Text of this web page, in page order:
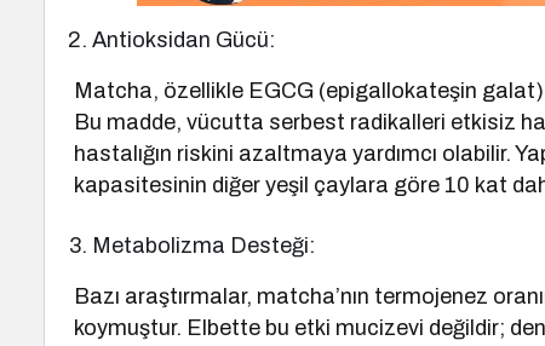
Antioksidan Gücü:
Matcha, özellikle EGCG (epigallokateşin galat)
Bu madde, vücutta serbest radikalleri etkisiz
hastalığın riskini azaltmaya yardımcı olabilir.
kapasitesinin diğer yeşil çaylara göre 10 kat
Metabolizma Desteği:
Bazı araştırmalar, matcha’nın termojenez
koymuştur. Elbette bu etki mucizevi değildir;